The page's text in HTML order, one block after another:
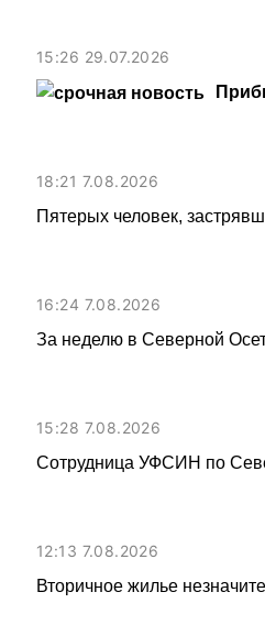
15:26 29.07.2026
18:21 7.08.2026
Пятерых человек,
16:24 7.08.2026
За неделю в Северной
15:28 7.08.2026
Сотрудница УФСИН по
12:13 7.08.2026
Вторичное жилье